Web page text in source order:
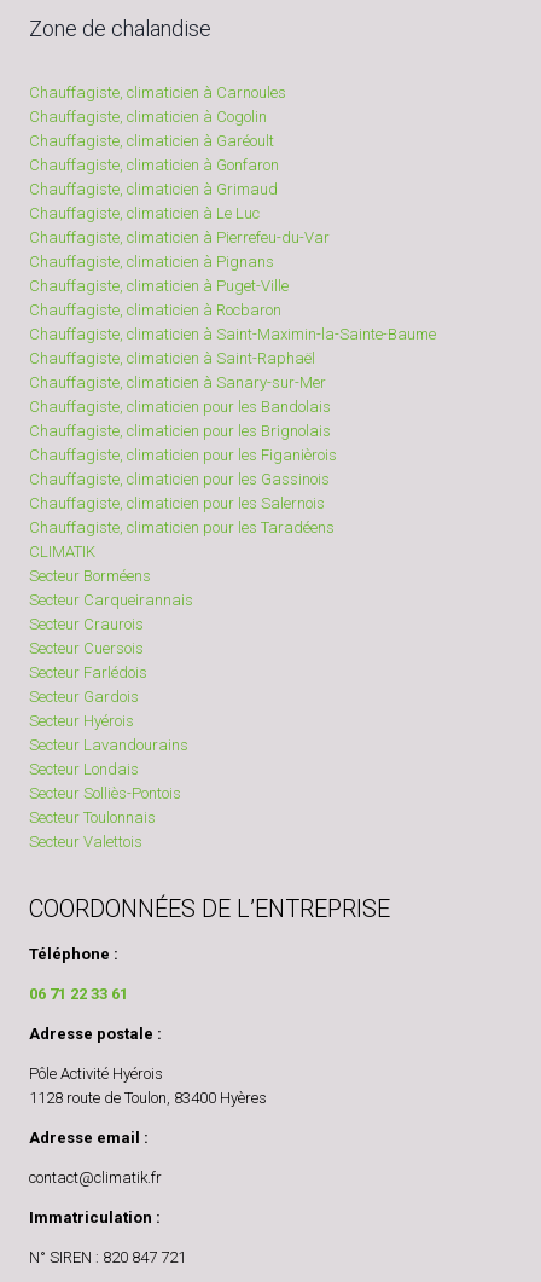
Zone de chalandise
Chauffagiste, climaticien à Carnoules
Chauffagiste, climaticien à Cogolin
Chauffagiste, climaticien à Garéoult
Chauffagiste, climaticien à Gonfaron
Chauffagiste, climaticien à Grimaud
Chauffagiste, climaticien à Le Luc
Chauffagiste, climaticien à Pierrefeu-du-Var
Chauffagiste, climaticien à Pignans
Chauffagiste, climaticien à Puget-Ville
Chauffagiste, climaticien à Rocbaron
Chauffagiste, climaticien à Saint-Maximin-la-Sainte-Baume
Chauffagiste, climaticien à Saint-Raphaël
Chauffagiste, climaticien à Sanary-sur-Mer
Chauffagiste, climaticien pour les Bandolais
Chauffagiste, climaticien pour les Brignolais
Chauffagiste, climaticien pour les Figanièrois
Chauffagiste, climaticien pour les Gassinois
Chauffagiste, climaticien pour les Salernois
Chauffagiste, climaticien pour les Taradéens
CLIMATIK
Secteur Borméens
Secteur Carqueirannais
Secteur Craurois
Secteur Cuersois
Secteur Farlédois
Secteur Gardois
Secteur Hyérois
Secteur Lavandourains
Secteur Londais
Secteur Solliès-Pontois
Secteur Toulonnais
Secteur Valettois
COORDONNÉES DE L’ENTREPRISE
Téléphone :
06 71 22 33 61
Adresse postale :
Pôle Activité Hyérois
1128 route de Toulon, 83400 Hyères
Adresse email :
contact@climatik.fr
Immatriculation :
N° SIREN : 820 847 721